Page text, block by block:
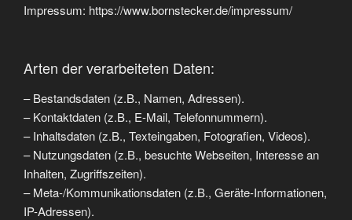
Impressum: https://www.bornstecker.de/impressum/
Arten der verarbeiteten Daten:
– Bestandsdaten (z.B., Namen, Adressen).
– Kontaktdaten (z.B., E-Mail, Telefonnummern).
– Inhaltsdaten (z.B., Texteingaben, Fotografien, Videos).
– Nutzungsdaten (z.B., besuchte Webseiten, Interesse an
Inhalten, Zugriffszeiten).
– Meta-/Kommunikationsdaten (z.B., Geräte-Informationen,
IP-Adressen).